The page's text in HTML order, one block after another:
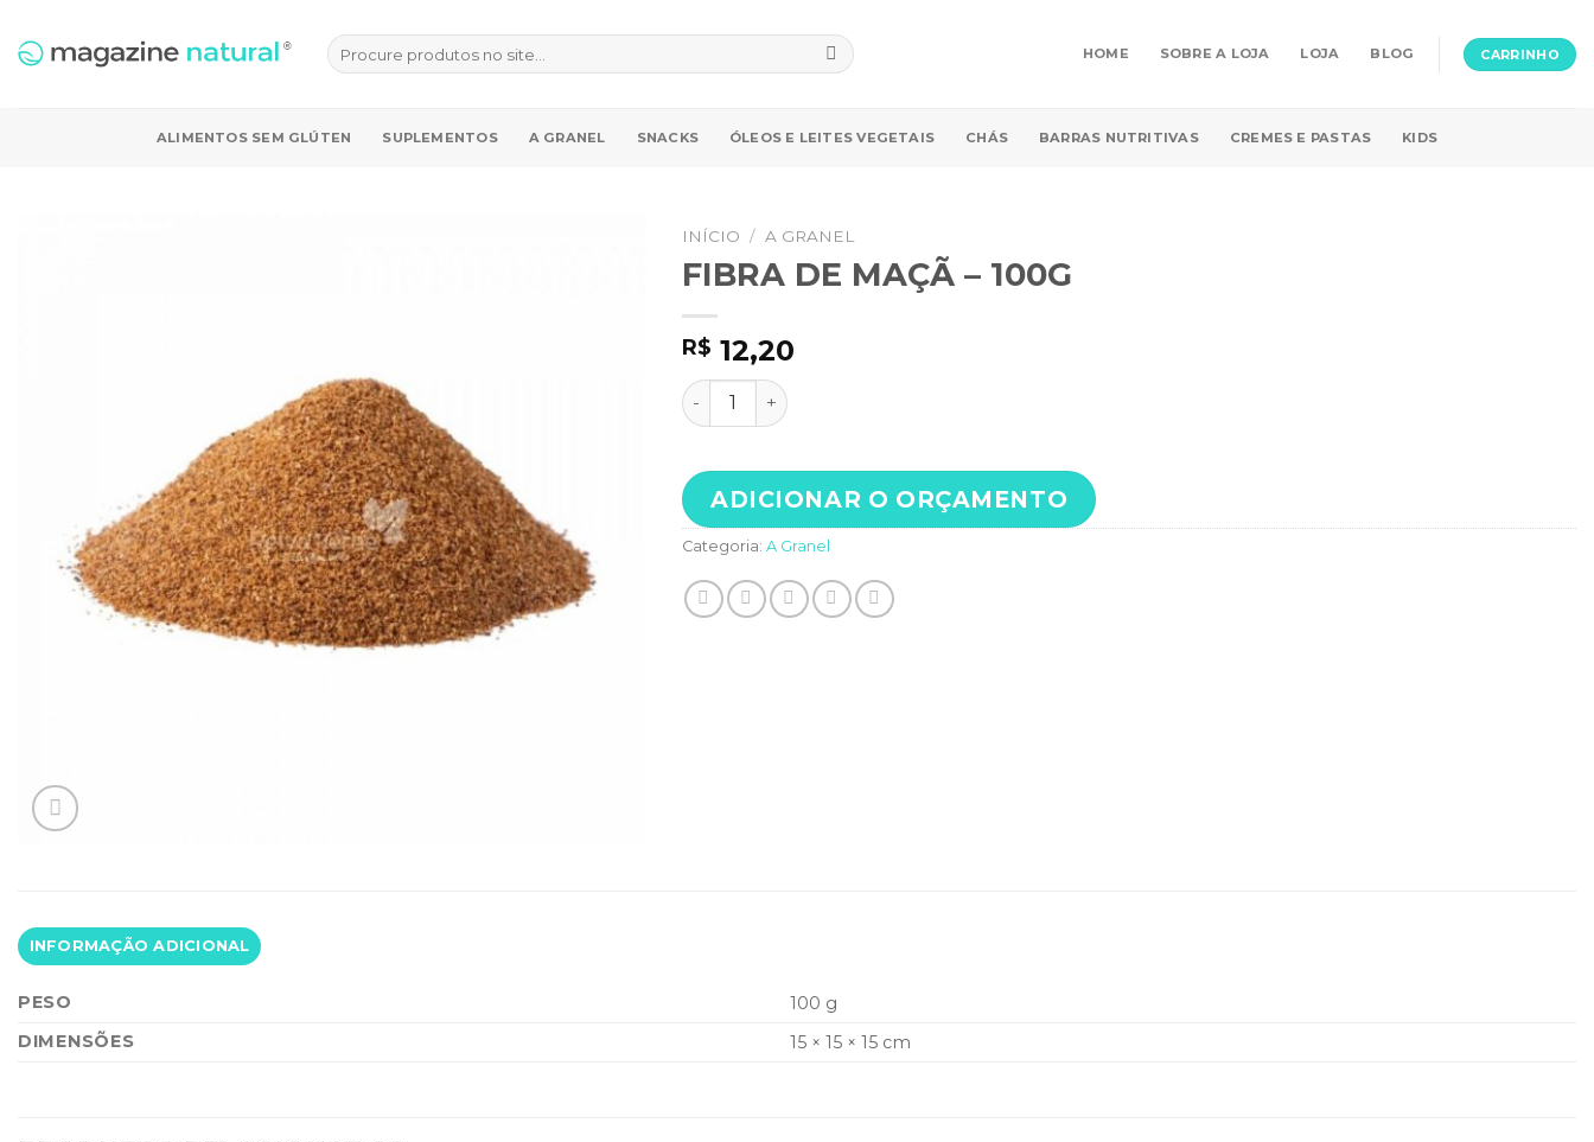
content
Pesquisar
por:
HOME SOBRE A LOJA LOJA BLOG CARRINHO
ALIMENTOS SEM GLÚTEN SUPLEMENTOS A GRANEL SNACKS ÓLEOS E LEITES VEGETAIS CHÁS BARRAS NUTRITIVAS CREMES E PASTAS KIDS
INÍCIO / A GRANEL
FIBRA DE MAÇÃ – 100G
R$ 12,20
FIBRA DE MAÇÃ - 100G quantidade
ADICIONAR O ORÇAMENTO
Categoria: A Granel
INFORMAÇÃO ADICIONAL
PESO
100 g
DIMENSÕES
15 × 15 × 15 cm